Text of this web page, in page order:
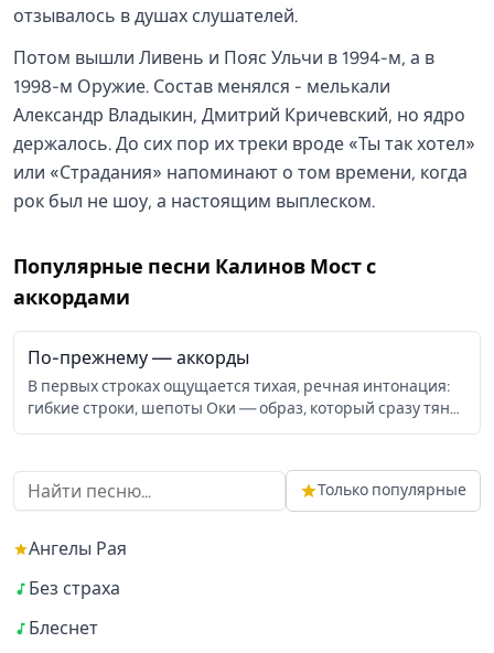
отзывалось в душах слушателей.
Потом вышли Ливень и Пояс Ульчи в 1994-м, а в
1998-м Оружие. Состав менялся - мелькали
Александр Владыкин, Дмитрий Кричевский, но ядро
держалось. До сих пор их треки вроде «Ты так хотел»
или «Страдания» напоминают о том времени, когда
рок был не шоу, а настоящим выплеском.
Популярные песни Калинов Мостс
аккордами
По-прежнему — аккорды
В первых строках ощущается тихая, речная интонация:
гибкие строки, шепоты Оки — образ, который сразу тянет
к берегу и к раздумью. Текст, подписанный как Д. Ревякин,
русской бардовской песни, но звучание поддержано
плотным гитарным аккомпанементом: сочетание C, Em,
устойчивости. По-прежнему запоминается именно
гармонических вкраплений — Gm6/D# и Em6/C# дают
общей ясной формы. Песня уместна в спокойных вечерах
Только популярные
Ангелы Рая
Без страха
Блеснет